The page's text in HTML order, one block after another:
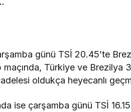
günü TSİ 20.45’te
Türkiye ve Brezilya
oldukça heyecanlı
ise çarşamba günü TSİ